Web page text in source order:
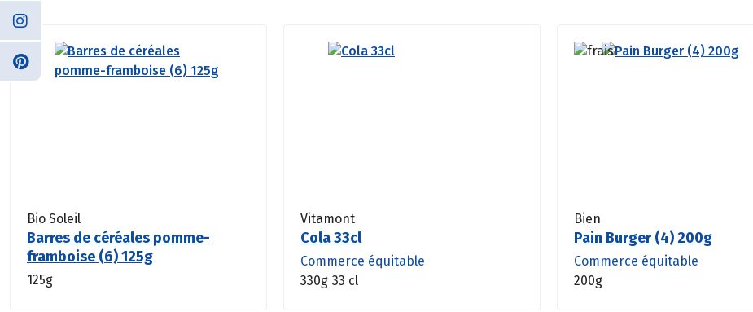
Bio Soleil
Barres de céréales pomme-
framboise (6) 125g
125g
Vitamont
Cola 33cl
Commerce équitable
330g 33 cl
Bien
Pain Burger (4) 200g
Commerce équitable
200g